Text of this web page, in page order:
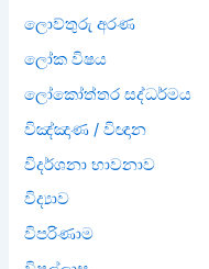
ලොව්තුරු අරණ
ලෝක විෂය
ලෝකෝත්තර සද්ධර්මය
විඤ්ඤාණ / විඥාන
විදර්ශනා භාවනාව
විද්‍යාව
විපරිණාම